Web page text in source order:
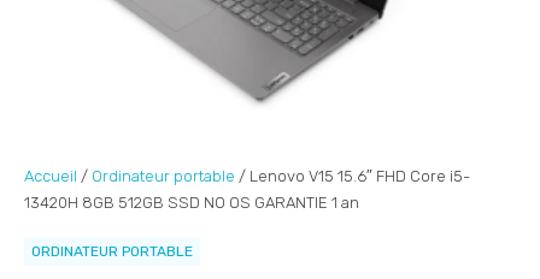
Accueil / Ordinateur portable / Lenovo V15 15.6″ FHD Core i5-
13420H 8GB 512GB SSD NO OS GARANTIE 1 an
ORDINATEUR PORTABLE